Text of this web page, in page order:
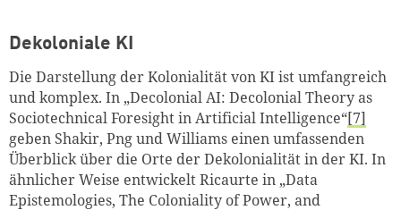
Dekoloniale KI
Die Darstellung der Kolonialität von KI ist umfangreich
und komplex. In „Decolonial AI: Decolonial Theory as
Sociotechnical Foresight in Artificial Intelligence“[7]
geben Shakir, Png und Williams einen umfassenden
Überblick über die Orte der Dekolonialität in der KI. In
ähnlicher Weise entwickelt Ricaurte in „Data
Epistemologies, The Coloniality of Power, and